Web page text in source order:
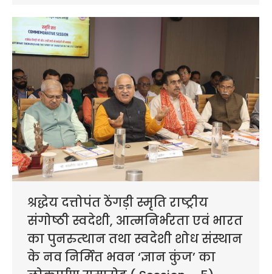
श्रद्धेय दत्तोपंत ठेंगड़ी स्मृति राष्ट्रीय
संगोष्ठी स्वदेशी, आत्मनिर्भरता एवं भारत
का पुनरुत्थान तथा स्वदेशी शोध संस्थान
के नव निर्मित भवन ‘ज्ञान कुंज’ का